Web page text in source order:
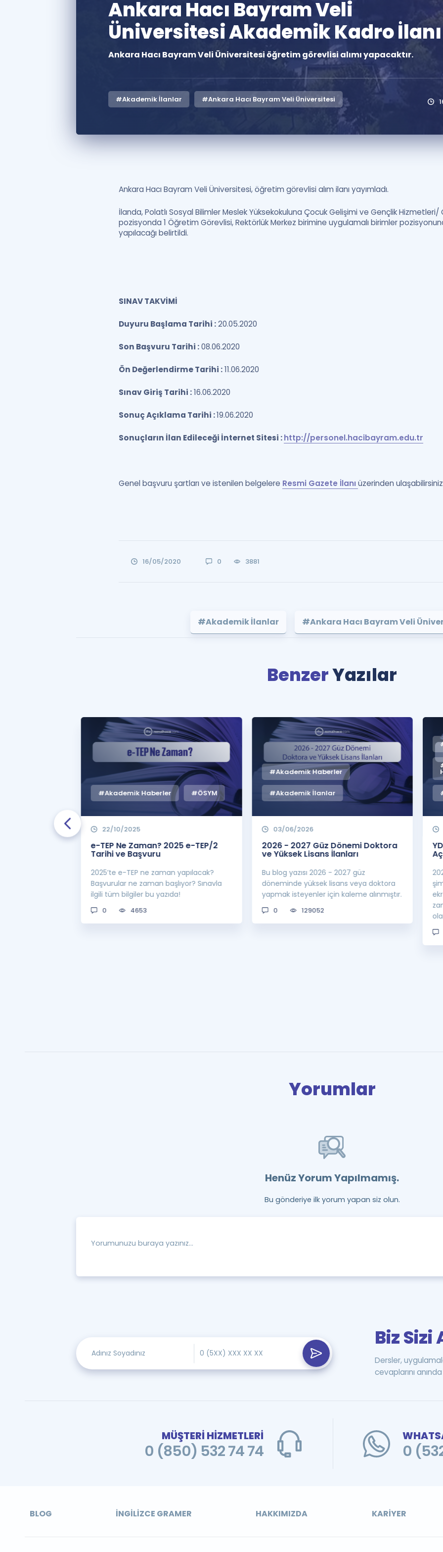
Kampanyalar
Eğitim ve
YDS - YÖKDİL
İngilizce
İngilizce Gramer
Ankara Hacı Bayram Veli
Üniversitesi Akademik Kadro İlanı
Ankara Hacı Bayram Veli Üniversitesi öğretim görevlisi alımı yapacaktır.
#Akademik İlanlar #Ankara Hacı Bayram Veli Üniversitesi
Ankara Hacı Bayram Veli Üniversitesi, öğretim görevlisi alım ilanı yayımladı.
İlanda, Polatlı Sosyal Bilimler Meslek Yüksekokuluna Çocuk Gelişimi ve Gençlik
pozisyonda 1 Öğretim Görevlisi, Rektörlük Merkez birimine uygulamalı birimler
yapılacağı belirtildi.
SINAV TAKVİMİ
Duyuru Başlama Tarihi :20.05.2020
Son Başvuru Tarihi :08.06.2020
Ön Değerlendirme Tarihi :11.06.2020
Sınav Giriş Tarihi :16.06.2020
Sonuç Açıklama Tarihi :19.06.2020
Sonuçların İlan Edileceği İnternet Sitesi :http://personel.hacibayram.edu.tr
Genel başvuru şartları ve istenilen belgelere Resmi Gazete İlanıüzerinden
16/05/2020 0 3881
#Akademik İlanlar #Ankara Hacı Bayram Veli
BenzerYazılar
#Akademik Haberler #ÖSYM
22/10/2025
e-TEP Ne Zaman? 2025 e-TEP/2
Tarihi ve Başvuru
2025’te e-TEP ne zaman yapılacak?
Başvurular ne zaman başlıyor? Sınavla
ilgili tüm bilgiler bu yazıda!
0 4653
#Akademik Haberler
#Akademik İlanlar
03/06/2026
2026 - 2027 Güz Dönemi Doktora
ve Yüksek Lisans İlanları
Bu blog yazısı 2026 - 2027 güz
döneminde yüksek lisans veya doktora
yapmak isteyenler için kaleme alınmıştır.
0 129052
Yorumlar
Henüz Yorum Yapılmamış.
Bu gönderiye ilk yorum yapan siz olun.
Biz Sizi
Dersler,
cevaplarını anında
MÜŞTERİ HİZMETLERİ
0 (850) 532 74 74 0
BLOG İNGILIZCE GRAMER HAKKIMIZDA KARIYER